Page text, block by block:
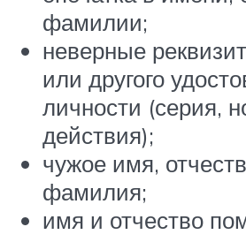
фамилии;
неверные
или другого
личности (серия,
действия);
чужое имя,
фамилия;
имя и отчество